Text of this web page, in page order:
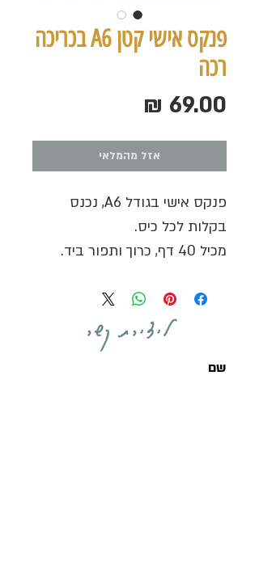
פנקס אישי קטן A6 בכריכה
רכה
אזל מהמלאי
פנקס אישי בגודל A6, נכנס
בקלות לכל כיס.
מכיל 40 דף, כרוך ותפור ביד.
פרחונית חד-פעמית.
ליצירת קשר